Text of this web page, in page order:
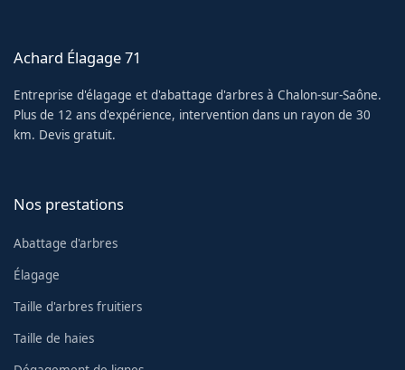
Achard Élagage 71
Entreprise d'élagage et d'abattage d'arbres à Chalon-sur-Saône.
Plus de 12 ans d'expérience, intervention dans un rayon de 30
km. Devis gratuit.
Nos prestations
Abattage d'arbres
Élagage
Taille d'arbres fruitiers
Taille de haies